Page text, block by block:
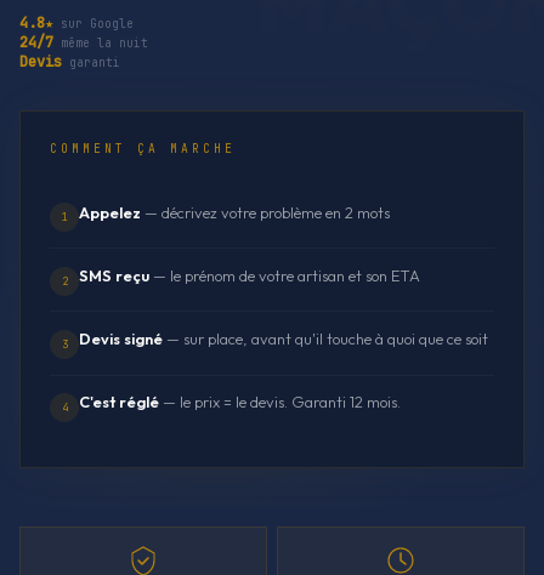
4.8★ sur Google
24/7 même la nuit
Devis garanti
COMMENT ÇA MARCHE
1 Appelez — décrivez votre problème en 2 mots
2 SMS reçu — le prénom de votre artisan et son ETA
3 Devis signé — sur place, avant qu'il touche à quoi que ce soit
4 C'est réglé — le prix = le devis. Garanti 12 mois.